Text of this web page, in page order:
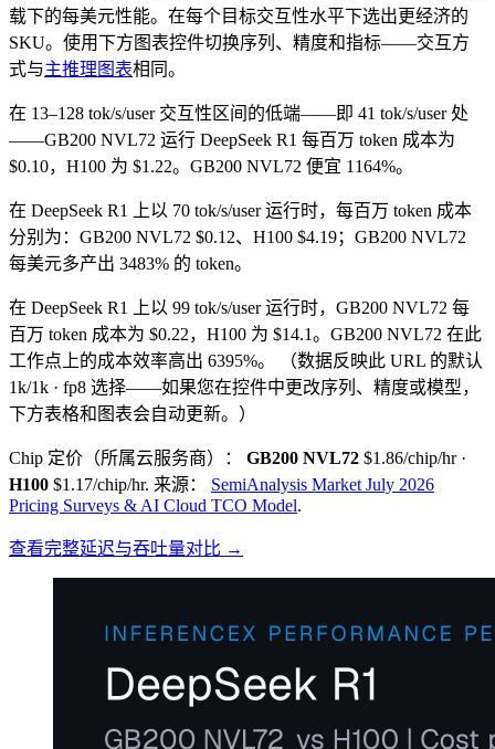
载下的每美元性能。在每个目标交互性水平下选出更经济的
SKU。使用下方图表控件切换序列、精度和指标——交互方
式与主推理图表相同。
在 13–128 tok/s/user 交互性区间的低端——即 41 tok/s/user 处
——GB200 NVL72 运行 DeepSeek R1 每百万 token 成本为
$0.10，H100 为 $1.22。GB200 NVL72 便宜 1164%。
在 DeepSeek R1 上以 70 tok/s/user 运行时，每百万 token 成本
分别为：GB200 NVL72 $0.12、H100 $4.19；GB200 NVL72
每美元多产出 3483% 的 token。
在 DeepSeek R1 上以 99 tok/s/user 运行时，GB200 NVL72 每
百万 token 成本为 $0.22，H100 为 $14.1。GB200 NVL72 在此
工作点上的成本效率高出 6395%。
（数据反映此 URL 的默认
1k/1k · fp8 选择——如果您在控件中更改序列、精度或模型，
下方表格和图表会自动更新。）
Chip 定价（所属云服务商）： GB200 NVL72 $1.86/chip/hr·
H100 $1.17/chip/hr. 来源：
SemiAnalysis Market July 2026
Pricing Surveys & AI Cloud TCO Model.
查看完整延迟与吞吐量对比 →